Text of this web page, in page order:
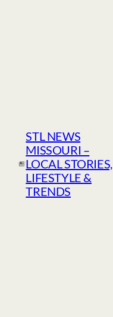
STL NEWS
MISSOURI –
LOCAL STORIES,
LIFESTYLE &
TRENDS